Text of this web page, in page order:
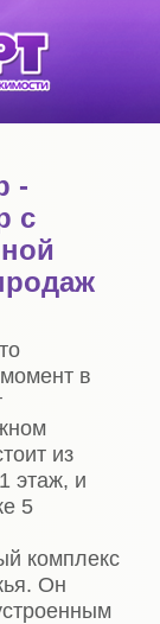
-
с
в
из
этаж, и
5
комплекс
Он